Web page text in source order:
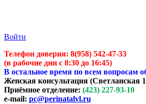
Войти
Телефон доверия: 8(958) 542-47-33
(в рабочие дни с 8:30 до 16:45)
В остальное время по всем вопросам
Женская консультация (Светланская
Приёмное отделение: (423) 227-93-10
e-mail: pc@perinatalvl.ru